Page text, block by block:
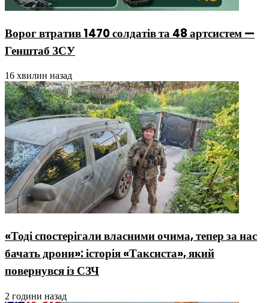
Ворог втратив 1470 солдатів та 48 артсистем —
Генштаб ЗСУ
16 хвилин назад
«Тоді спостерігали власними очима, тепер за нас
бачать дрони»: історія «Таксиста», який
повернувся із СЗЧ
2 години назад